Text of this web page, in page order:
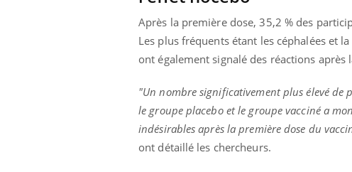
Après la première dose, 35,2 % des
Les plus fréquents étant les céphalées et
ont également signalé des réactions après
"Un nombre significativement plus élevé de
le groupe placebo et le groupe vacciné a
indésirables après la première dose du
ont détaillé les chercheurs.